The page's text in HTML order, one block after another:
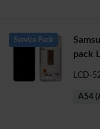
Service Pack
pack
LCD-
A54